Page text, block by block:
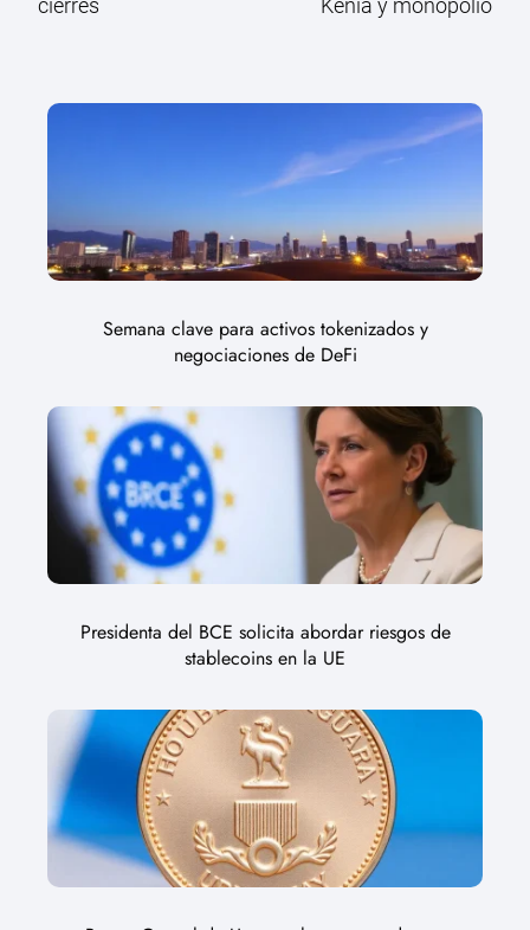
cierres
Kenia y monopolio
Semana clave para activos tokenizados y
negociaciones de DeFi
Presidenta del BCE solicita abordar riesgos de
stablecoins en la UE